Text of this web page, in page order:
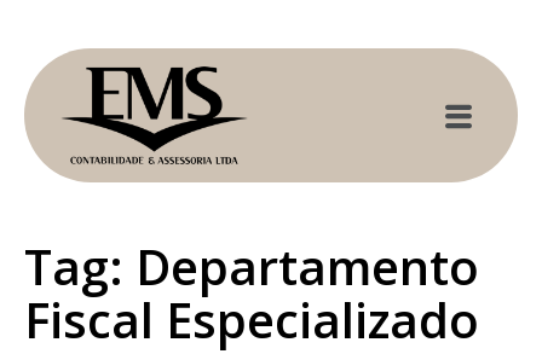
Tag: Departamento
Fiscal Especializado